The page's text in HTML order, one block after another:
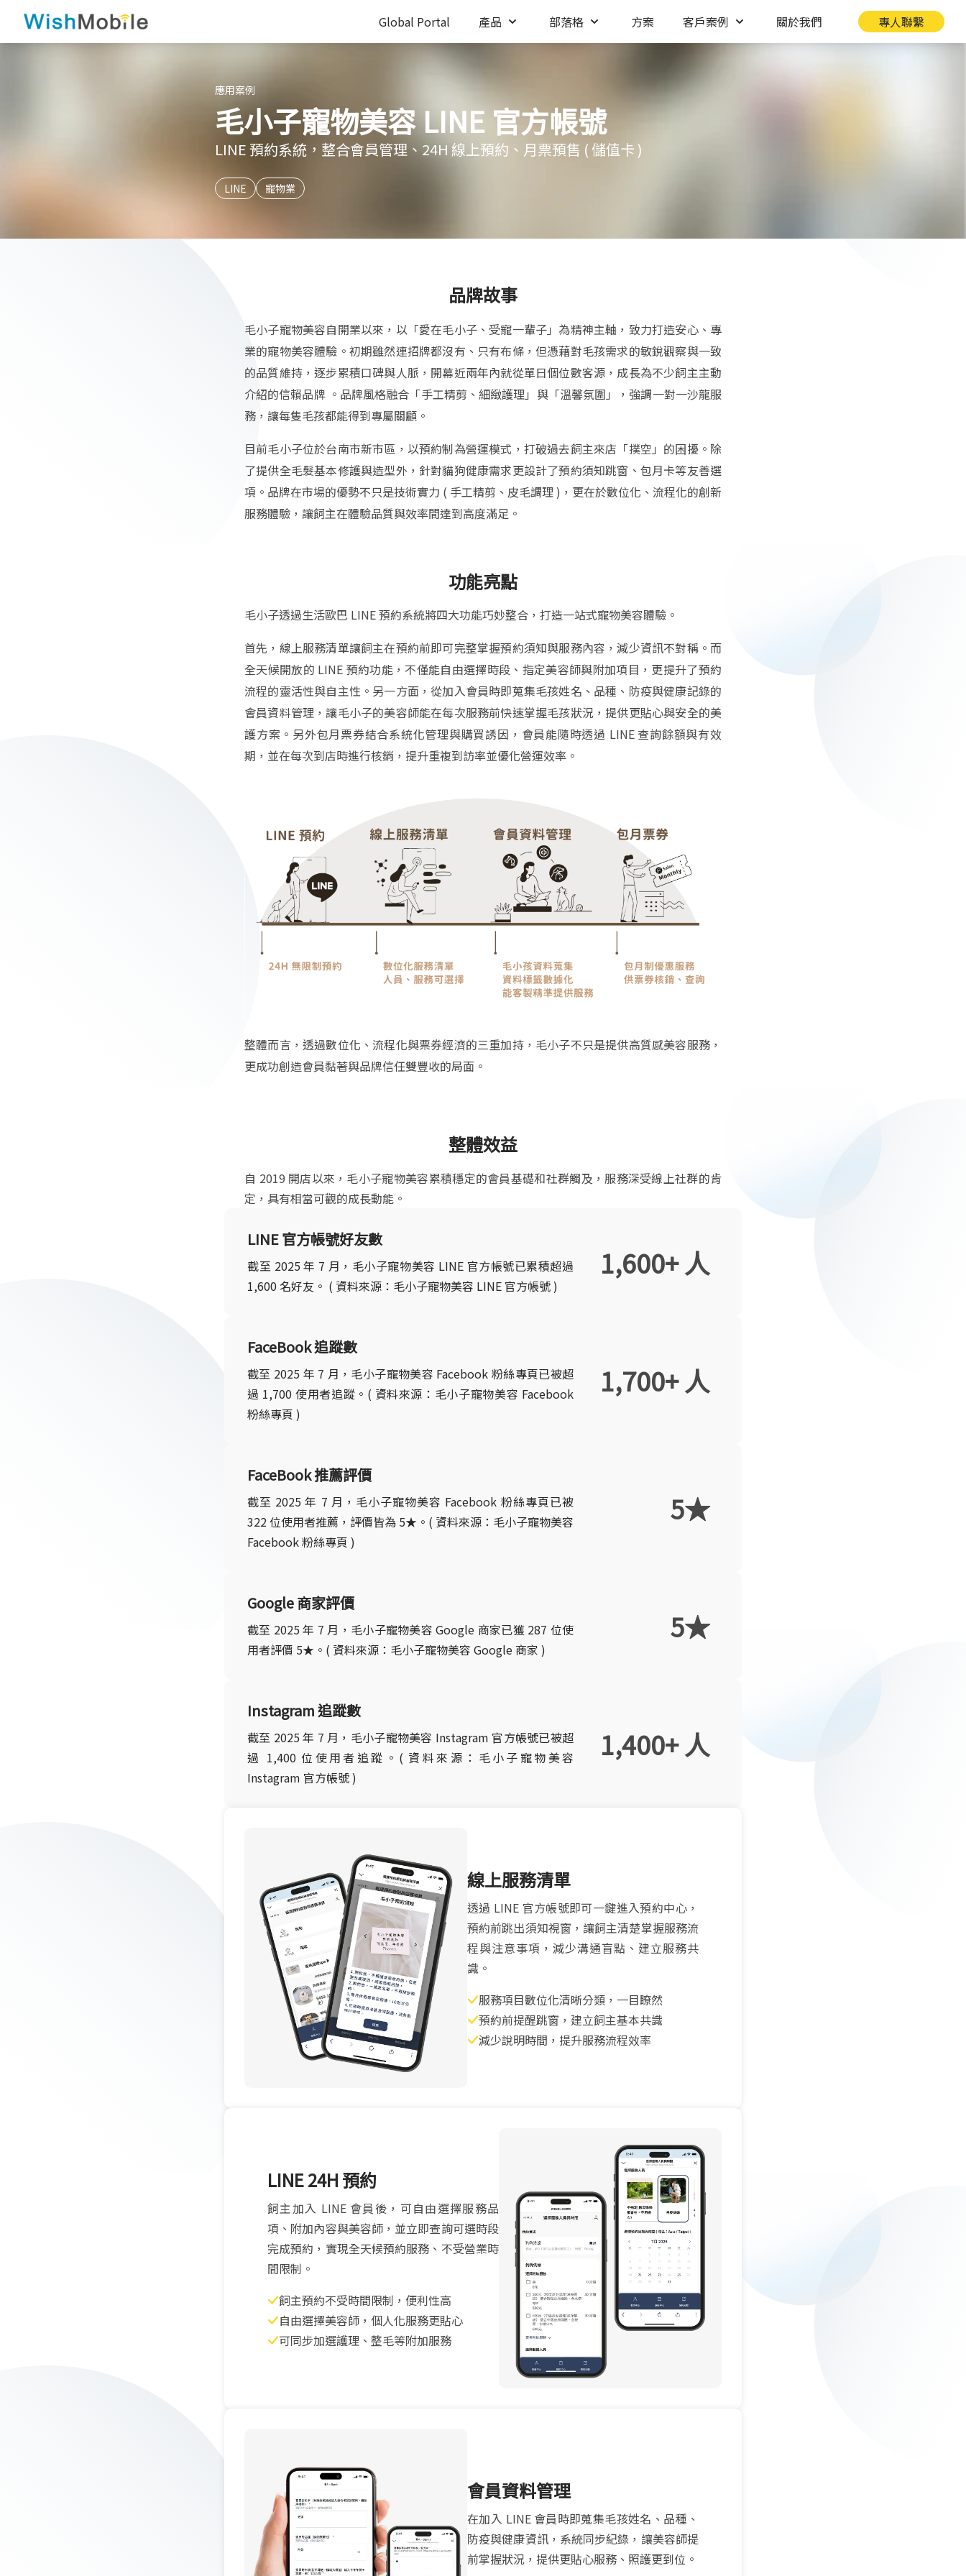
Global Portal 產品 部落格 方案 客戶案例 關於我們 專人聯繫
應用案例
毛小子寵物美容 LINE 官方帳號
LINE 預約系統，整合會員管理、24H 線上預約、月票預售 ( 儲值卡 )
LINE 寵物業
品牌故事
毛小子寵物美容自開業以來，以「愛在毛小子、受寵一輩子」為精神主軸，致力打造安心、專
業的寵物美容體驗。初期雖然連招牌都沒有、只有布條，但憑藉對毛孩需求的敏銳觀察與一致
的品質維持，逐步累積口碑與人脈，開幕近兩年內就從單日個位數客源，成長為不少飼主主動
介紹的信賴品牌 。品牌風格融合「手工精剪、細緻護理」與「溫馨氛圍」，強調一對一沙龍服
務，讓每隻毛孩都能得到專屬關顧。
目前毛小子位於台南市新市區，以預約制為營運模式，打破過去飼主來店「撲空」的困擾。除
了提供全毛髮基本修護與造型外，針對貓狗健康需求更設計了預約須知跳窗、包月卡等友善選
項。品牌在市場的優勢不只是技術實力 ( 手工精剪、皮毛調理 )，更在於數位化、流程化的創新
服務體驗，讓飼主在體驗品質與效率間達到高度滿足。
功能亮點
毛小子透過生活歐巴 LINE 預約系統將四大功能巧妙整合，打造一站式寵物美容體驗。
首先，線上服務清單讓飼主在預約前即可完整掌握預約須知與服務內容，減少資訊不對稱。而
全天候開放的 LINE 預約功能，不僅能自由選擇時段、指定美容師與附加項目，更提升了預約
流程的靈活性與自主性。另一方面，從加入會員時即蒐集毛孩姓名、品種、防疫與健康記錄的
會員資料管理，讓毛小子的美容師能在每次服務前快速掌握毛孩狀況，提供更貼心與安全的美
護方案。另外包月票券結合系統化管理與購買誘因，會員能隨時透過 LINE 查詢餘額與有效
期，並在每次到店時進行核銷，提升重複到訪率並優化營運效率。
整體而言，透過數位化、流程化與票券經濟的三重加持，毛小子不只是提供高質感美容服務，
更成功創造會員黏著與品牌信任雙豐收的局面。
整體效益
自 2019 開店以來，毛小子寵物美容累積穩定的會員基礎和社群觸及，服務深受線上社群的肯
定，具有相當可觀的成長動能。
LINE 官方帳號好友數
截至 2025 年 7 月，毛小子寵物美容 LINE 官方帳號已累積超過
1,600 名好友。 ( 資料來源：毛小子寵物美容 LINE 官方帳號 )
1,600+ 人
FaceBook 追蹤數
截至 2025 年 7 月，毛小子寵物美容 Facebook 粉絲專頁已被超
過 1,700 使用者追蹤。( 資料來源：毛小子寵物美容 Facebook
粉絲專頁 )
1,700+ 人
FaceBook 推薦評價
截至 2025 年 7 月，毛小子寵物美容 Facebook 粉絲專頁已被
322 位使用者推薦，評價皆為 5★。( 資料來源：毛小子寵物美容
Facebook 粉絲專頁 )
5★
Google 商家評價
截至 2025 年 7 月，毛小子寵物美容 Google 商家已獲 287 位使
用者評價 5★。( 資料來源：毛小子寵物美容 Google 商家 )
5★
Instagram 追蹤數
截至 2025 年 7 月，毛小子寵物美容 Instagram 官方帳號已被超
過 1,400 位使用者追蹤。( 資料來源：毛小子寵物美容
Instagram 官方帳號 )
1,400+ 人
線上服務清單
透過 LINE 官方帳號即可一鍵進入預約中心，
預約前跳出須知視窗，讓飼主清楚掌握服務流
程與注意事項，減少溝通盲點、建立服務共
識。
服務項目數位化清晰分類，一目瞭然
預約前提醒跳窗，建立飼主基本共識
減少說明時間，提升服務流程效率
LINE 24H 預約
飼主加入 LINE 會員後，可自由選擇服務品
項、附加內容與美容師，並立即查詢可選時段
完成預約，實現全天候預約服務、不受營業時
間限制。
飼主預約不受時間限制，便利性高
自由選擇美容師，個人化服務更貼心
可同步加選護理、整毛等附加服務
會員資料管理
在加入 LINE 會員時即蒐集毛孩姓名、品種、
防疫與健康資訊，系統同步紀錄，讓美容師提
前掌握狀況，提供更貼心服務、照護更到位。